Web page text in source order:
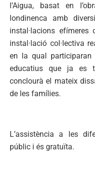
l’Aigua, basat en
londinenca amb
instal·lacions
instal·lació col·lectiva
en la qual participaran
educatius que ja es
conclourà el mateix
de les famílies.
L’assistència a les
públic i és gratuïta.